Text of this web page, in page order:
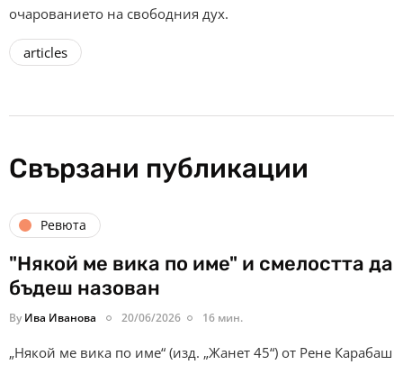
очарованието на свободния дух.
articles
Свързани публикации
Ревюта
"Някой ме вика по име" и смелостта да
бъдеш назован
By Ива Иванова 20/06/2026 16 мин.
„Някой ме вика по име“ (изд. „Жанет 45“) от Рене Карабаш